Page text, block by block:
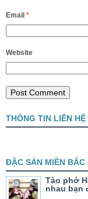
Email *
Website
THÔNG TIN LIÊN HỆ
ĐẶC SẢN MIỀN BẮC
Tào phớ
nhau bạn